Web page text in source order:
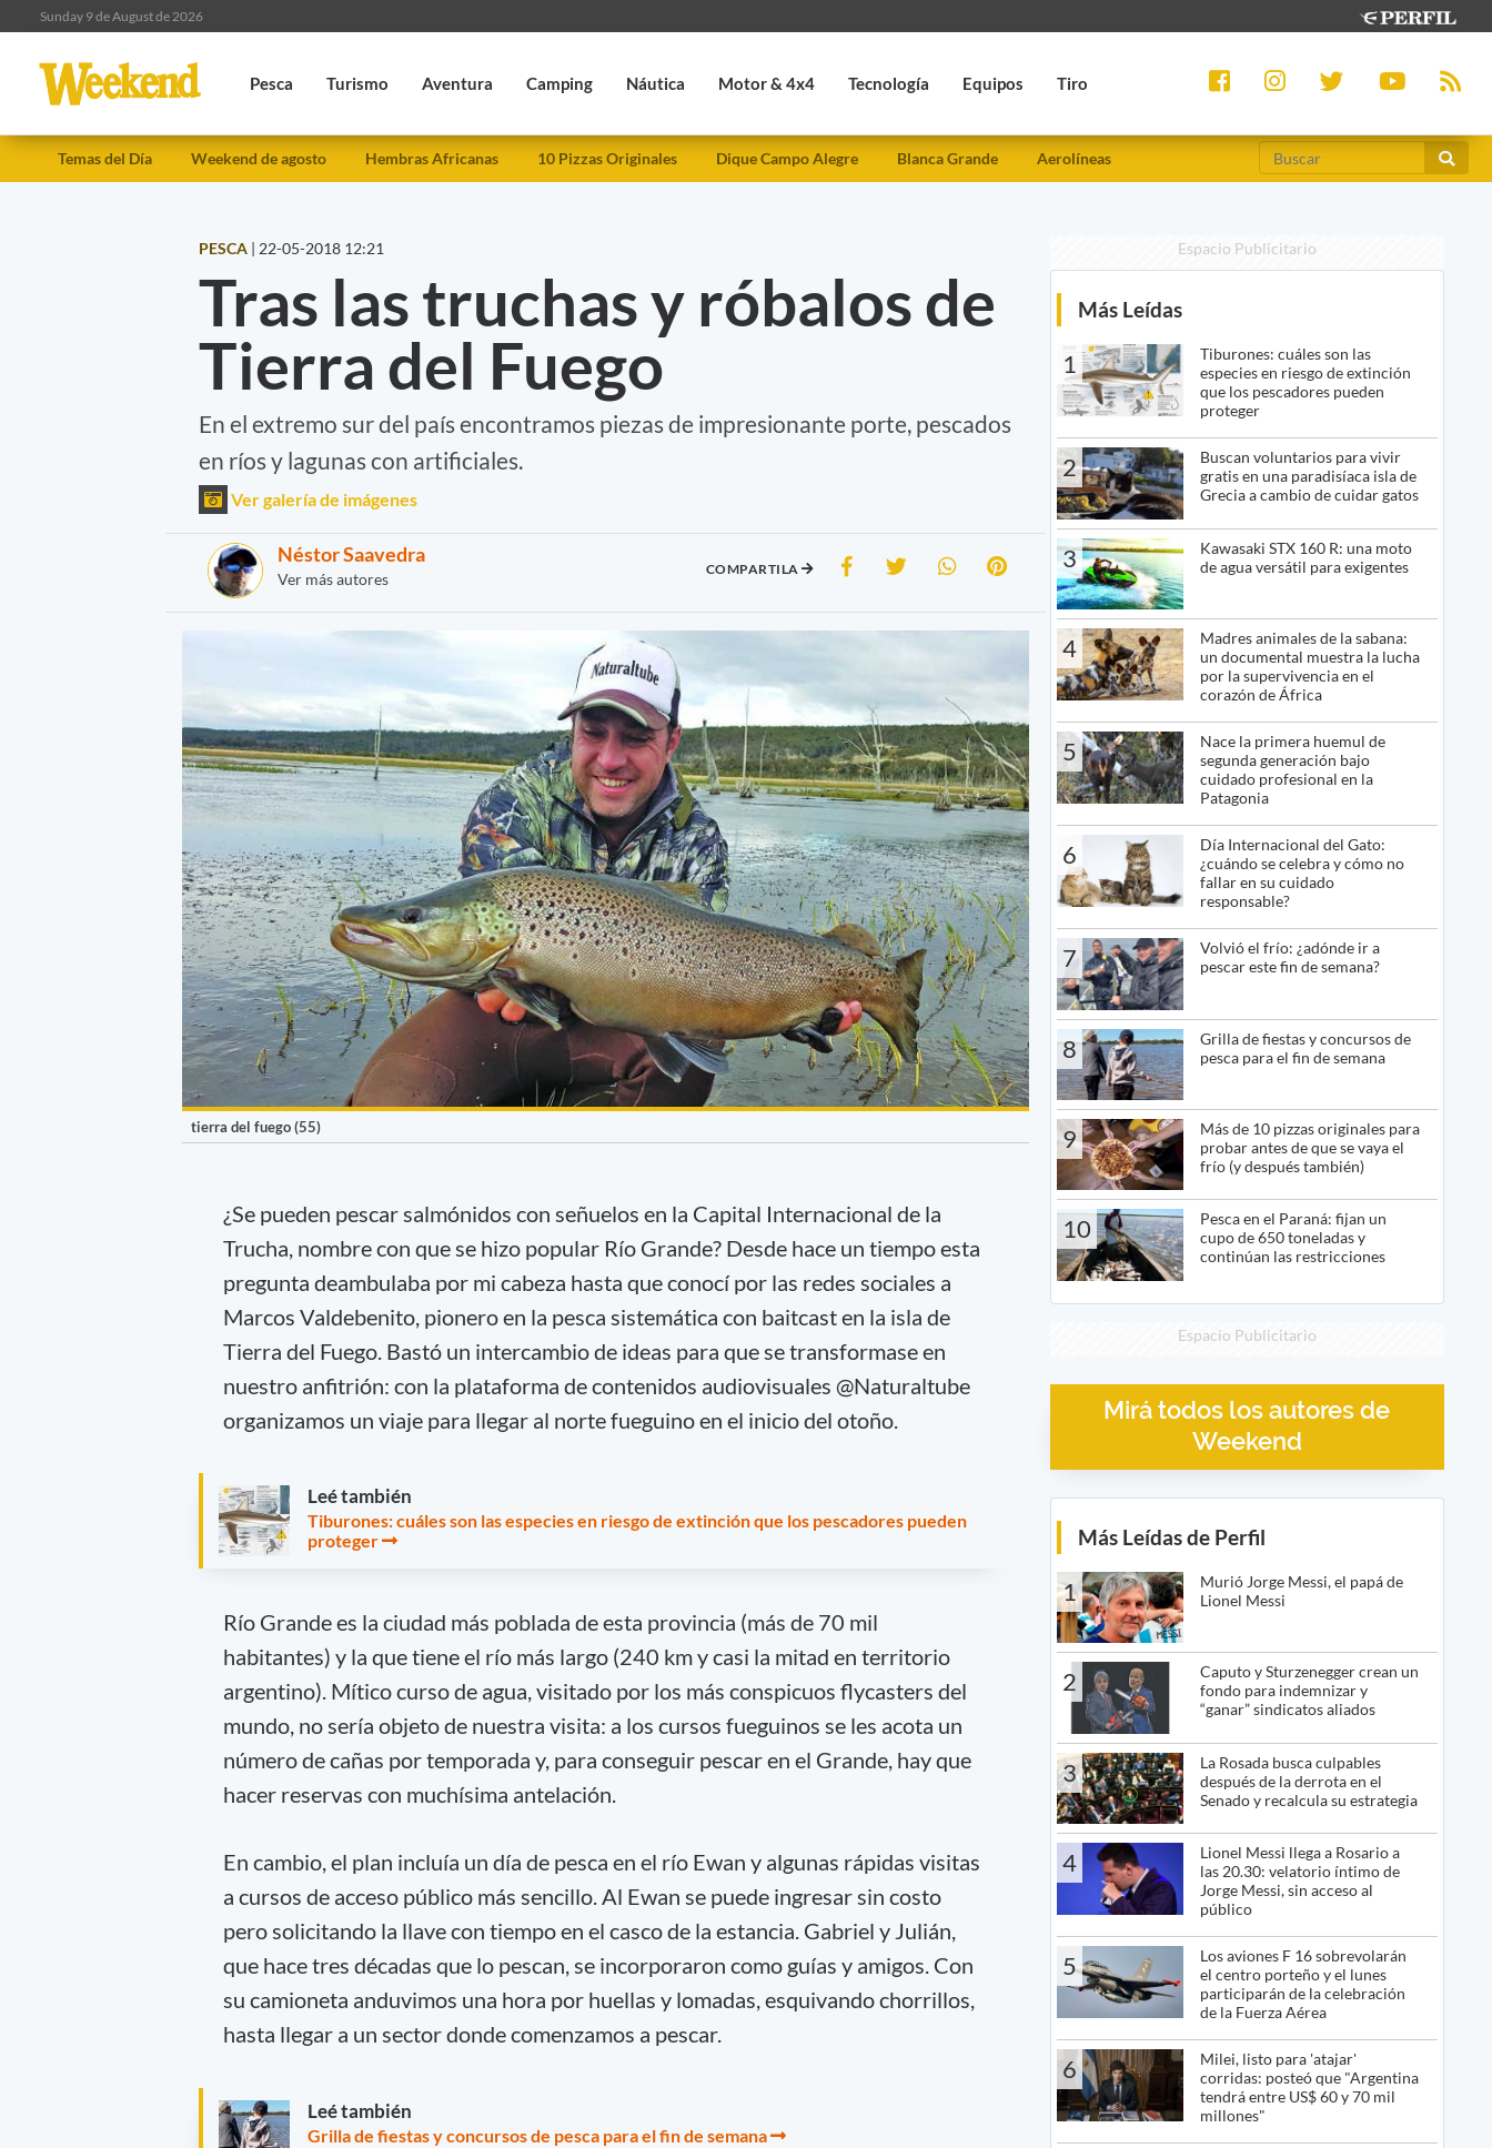
Sunday 9 de August de 2026
Pesca Turismo Aventura Camping Náutica Motor & 4x4 Tecnología Equipos Tiro
Temas del Día Weekend de agosto Hembras Africanas 10 Pizzas Originales Dique Campo Alegre Blanca Grande Aerolíneas
PESCA | 22-05-2018 12:21
Tras las truchas y róbalos de
Tierra del Fuego
En el extremo sur del país encontramos piezas de impresionante porte, pescados
en ríos y lagunas con artificiales.
Ver galería de imágenes
Néstor Saavedra
Ver más autores
COMPARTILA
tierra del fuego (55)
¿Se pueden pescar salmónidos con señuelos en la Capital Internacional de la
Trucha, nombre con que se hizo popular Río Grande? Desde hace un tiempo esta
pregunta deambulaba por mi cabeza hasta que conocí por las redes sociales a
Marcos Valdebenito, pionero en la pesca sistemática con baitcast en la isla de
Tierra del Fuego. Bastó un intercambio de ideas para que se transformase en
nuestro anfitrión: con la plataforma de contenidos audiovisuales @Naturaltube
organizamos un viaje para llegar al norte fueguino en el inicio del otoño.
Leé también
Tiburones: cuáles son las especies en riesgo de extinción que los pescadores pueden
proteger
Río Grande es la ciudad más poblada de esta provincia (más de 70 mil
habitantes) y la que tiene el río más largo (240 km y casi la mitad en territorio
argentino). Mítico curso de agua, visitado por los más conspicuos flycasters del
mundo, no sería objeto de nuestra visita: a los cursos fueguinos se les acota un
número de cañas por temporada y, para conseguir pescar en el Grande, hay que
hacer reservas con muchísima antelación.
En cambio, el plan incluía un día de pesca en el río Ewan y algunas rápidas visitas
a cursos de acceso público más sencillo. Al Ewan se puede ingresar sin costo
pero solicitando la llave con tiempo en el casco de la estancia. Gabriel y Julián,
que hace tres décadas que lo pescan, se incorporaron como guías y amigos. Con
su camioneta anduvimos una hora por huellas y lomadas, esquivando chorrillos,
hasta llegar a un sector donde comenzamos a pescar.
Leé también
Grilla de fiestas y concursos de pesca para el fin de semana
Espacio Publicitario
Más Leídas
1
Tiburones: cuáles son las
especies en riesgo de extinción
que los pescadores pueden
proteger
2
Buscan voluntarios para vivir
gratis en una paradisíaca isla de
Grecia a cambio de cuidar gatos
3
Kawasaki STX 160 R: una moto
de agua versátil para exigentes
4
Madres animales de la sabana:
un documental muestra la lucha
por la supervivencia en el
corazón de África
5
Nace la primera huemul de
segunda generación bajo
cuidado profesional en la
Patagonia
6
Día Internacional del Gato:
¿cuándo se celebra y cómo no
fallar en su cuidado
responsable?
7
Volvió el frío: ¿adónde ir a
pescar este fin de semana?
8
Grilla de fiestas y concursos de
pesca para el fin de semana
9
Más de 10 pizzas originales para
probar antes de que se vaya el
frío (y después también)
10
Pesca en el Paraná: fijan un
cupo de 650 toneladas y
continúan las restricciones
Espacio Publicitario
Mirá todos los autores de
Weekend
Más Leídas de Perfil
1
Murió Jorge Messi, el papá de
Lionel Messi
2
Caputo y Sturzenegger crean un
fondo para indemnizar y
“ganar” sindicatos aliados
3
La Rosada busca culpables
después de la derrota en el
Senado y recalcula su estrategia
4
Lionel Messi llega a Rosario a
las 20.30: velatorio íntimo de
Jorge Messi, sin acceso al
público
5
Los aviones F 16 sobrevolarán
el centro porteño y el lunes
participarán de la celebración
de la Fuerza Aérea
6
Milei, listo para 'atajar'
corridas: posteó que "Argentina
tendrá entre US$ 60 y 70 mil
millones"